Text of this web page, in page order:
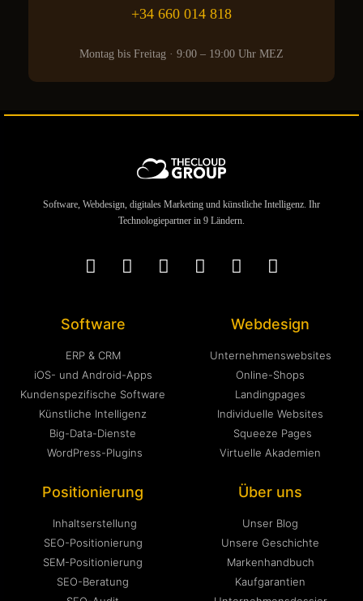
+34 660 014 818
Montag bis Freitag · 9:00 – 19:00 Uhr MEZ
Software, Webdesign, digitales Marketing und künstliche Intelligenz. Ihr
Technologiepartner in 9 Ländern.
Software
ERP & CRM
iOS- und Android-Apps
Kundenspezifische Software
Künstliche Intelligenz
Big-Data-Dienste
WordPress-Plugins
Webdesign
Unternehmenswebsites
Online-Shops
Landingpages
Individuelle Websites
Squeeze Pages
Virtuelle Akademien
Positionierung
Inhaltserstellung
SEO-Positionierung
SEM-Positionierung
SEO-Beratung
Über uns
Unser Blog
Unsere Geschichte
Markenhandbuch
Kaufgarantien